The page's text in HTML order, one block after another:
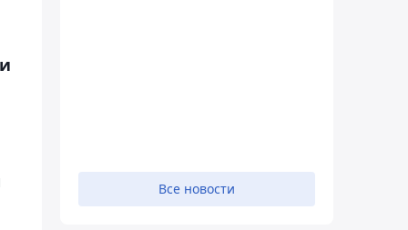
Все новости